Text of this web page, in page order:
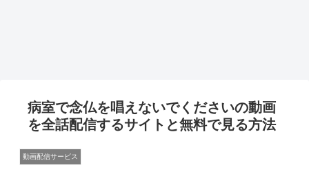
病室で念仏を唱えないでくださいの動画
を全話配信するサイトと無料で見る方法
動画配信サービス